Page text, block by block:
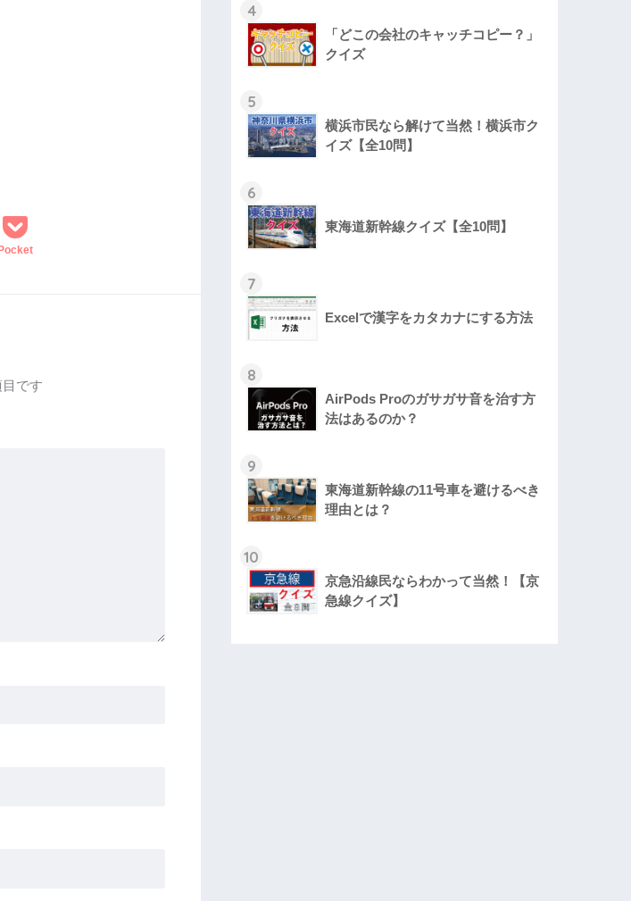
Pocket
です
4
「どこの会社のキャッチコピー？」
クイズ
5
横浜市民なら解けて当然！横浜市ク
イズ【全10問】
6
東海道新幹線クイズ【全10問】
7
Excelで漢字をカタカナにする方法
8
AirPods Proのガサガサ音を治す方
法はあるのか？
9
東海道新幹線の11号車を避けるべき
理由とは？
10
京急沿線民ならわかって当然！【京
急線クイズ】